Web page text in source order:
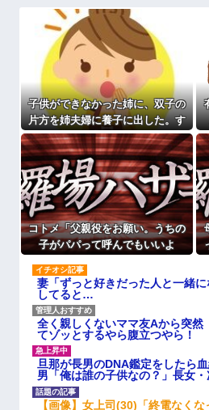
外には挨拶をしない
ろ」→話し合いになる
ね…」→カーテン越しに
「テレビでも見せとい
甥っ子が重度の中二
んだけどｗｗｗｗｗｗ
変なこと」になるｗｗ
バすぎるｗｗｗｗｗｗ
マ『そこに金庫があっ
！二度と来るな！」結
私「」
クラクション鳴らして
ｗ(※画像あり)
画、すげえええええｗ
度で走った結果
まり悲しませないでく
定なんです
【画像】
「今思え
【画像】
ｗｗｗ
【修羅場
果ｗｗｗｗ
33歳くら
なった
相手がど
高校３年
す
主な税金
子供ができなかった姉に、双子の
片方を姉夫婦に養子に出した。す
ると、養子に出した子がすごく礼
儀正しくてビックリ
コトメ「父親役をお願い。うちの
子がパパって呼んでもいいよ
た途端に大騒ぎになり…
妻「ずっと好きだった人と一緒
してると…
全く親しくないママ友Aから突然
てゾッとするやら腹立つやら！
旦那が長男のDNA鑑定をしたら
男「俺は誰の子供なの？」長女・
【画像】女上司(30)「終電なく